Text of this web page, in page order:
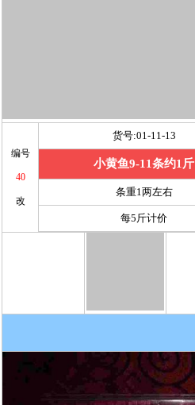
编号
40
改
货号:01-11-13
小黄鱼9-11条约1斤
条重1两左右
每5斤计价